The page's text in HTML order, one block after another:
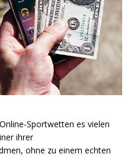
Sportwetten es vielen
ihrer
ohne zu einem echten